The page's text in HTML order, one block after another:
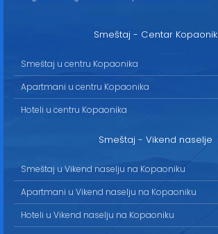
Smeštaj - Centar Kopaonik
Smeštaj u centru Kopaonika
Apartmani u centru Kopaonika
Hoteli u centru Kopaonika
Smeštaj - Vikend naselje
Smeštaj u Vikend naselju na Kopaoniku
Apartmani u Vikend naselju na Kopaoniku
Hoteli u Vikend naselju na Kopaoniku